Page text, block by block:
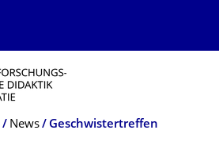
News Geschwistertreffen